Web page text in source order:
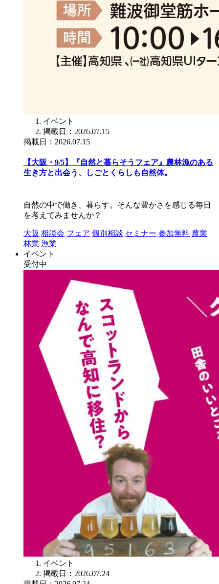
イベント
掲載日：2026.07.15
掲載日：2026.07.15
【大阪・9/5】『自然と暮らそうフェア』農林漁のある
生き方と出会う、しごとくらしも自然体。
自然の中で働き、暮らす。そんな豊かさを感じる毎日
を考えてみませんか？
大阪 相談会 フェア 個別相談 セミナー 参加無料 農業
林業 漁業
イベント
受付中
イベント
掲載日：2026.07.24